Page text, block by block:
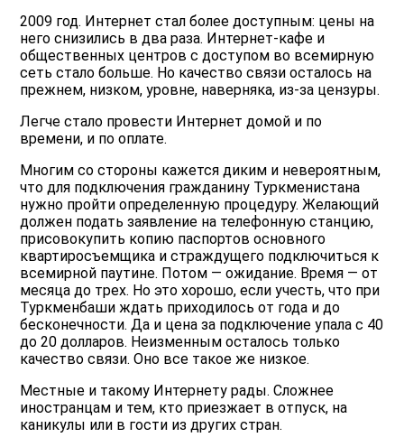
2009 год. Интернет стал более доступным: цены на
него снизились в два раза. Интернет-кафе и
общественных центров с доступом во всемирную
сеть стало больше. Но качество связи осталось на
прежнем, низком, уровне, наверняка, из-за цензуры.
Легче стало провести Интернет домой и по
времени, и по оплате.
Многим со стороны кажется диким и невероятным,
что для подключения гражданину Туркменистана
нужно пройти определенную процедуру. Желающий
должен подать заявление на телефонную станцию,
присовокупить копию паспортов основного
квартиросъемщика и страждущего подключиться к
всемирной паутине. Потом — ожидание. Время — от
месяца до трех. Но это хорошо, если учесть, что при
Туркменбаши ждать приходилось от года и до
бесконечности. Да и цена за подключение упала с 40
до 20 долларов. Неизменным осталось только
качество связи. Оно все такое же низкое.
Местные и такому Интернету рады. Сложнее
иностранцам и тем, кто приезжает в отпуск, на
каникулы или в гости из других стран.